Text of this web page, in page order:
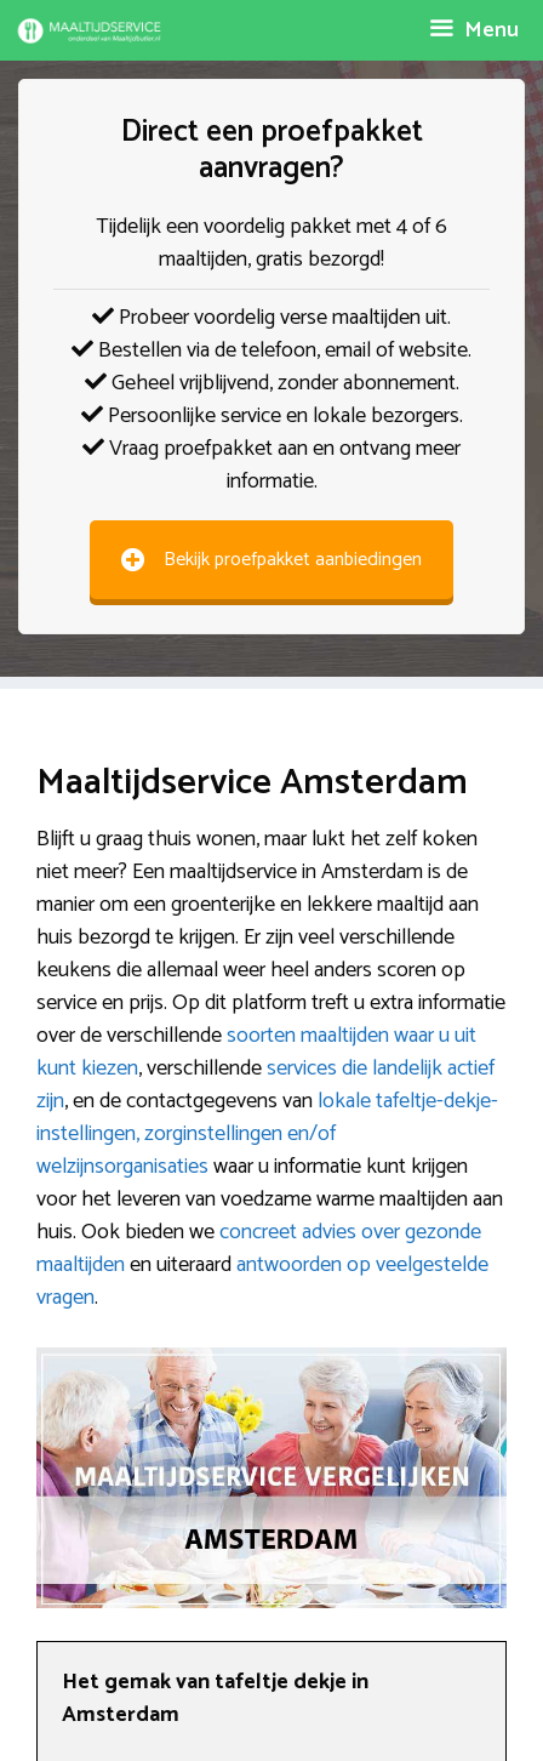
Spring
naar
inhoud
Menu
Direct een proefpakket
aanvragen?
Tijdelijk een voordelig pakket met 4 of 6
maaltijden, gratis bezorgd!
Probeer voordelig verse maaltijden uit.
Bestellen via de telefoon, email of website.
Geheel vrijblijvend, zonder abonnement.
Persoonlijke service en lokale bezorgers.
Vraag proefpakket aan en ontvang meer
informatie.
Bekijk proefpakket aanbiedingen
Maaltijdservice Amsterdam
Blijft u graag thuis wonen, maar lukt het zelf koken
niet meer? Een maaltijdservice in Amsterdam is de
manier om een groenterijke en lekkere maaltijd aan
huis bezorgd te krijgen. Er zijn veel verschillende
keukens die allemaal weer heel anders scoren op
service en prijs. Op dit platform treft u extra informatie
over de verschillendesoorten maaltijden waar u uit
kunt kiezen, verschillendeservices die landelijk actief
zijn, en de contactgegevens vanlokale tafeltje-dekje-
instellingen, zorginstellingen en/of
welzijnsorganisatieswaar u informatie kunt krijgen
voor het leveren van voedzame warme maaltijden aan
huis. Ook bieden weconcreet advies over gezonde
maaltijdenen uiteraardantwoorden op veelgestelde
vragen.
Het gemak van tafeltje dekje in
Amsterdam